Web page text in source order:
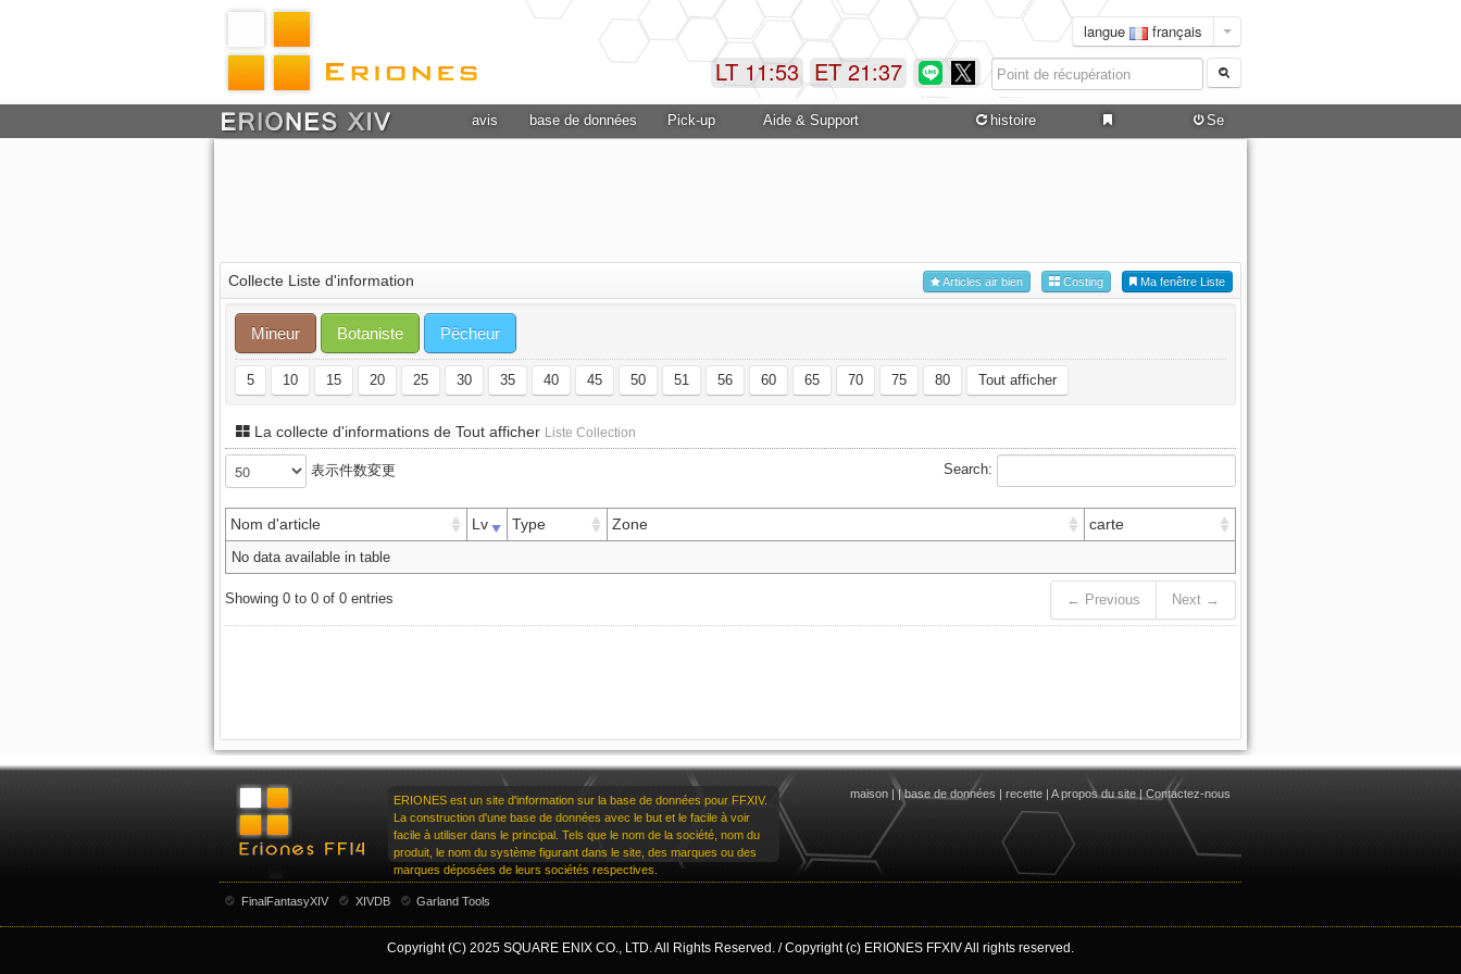
langue français
ET 21:37
LT 11:53
avis base de données Pick-up Aide & Support histoire Se
Collecte Liste d'information Ma fenêtre Liste
Costing
Articles air bien
Mineur Botaniste Pêcheur
5 10 15 20 25 30 35 40 45 50 51 56 60 65 70 75 80 Tout afficher
La collecte d'informations de Tout afficher Liste Collection
表示件数変更 Search:
Nom d'article Lv Type Zone carte
No data available in table
Showing 0 to 0 of 0 entries ← Previous Next →
ERIONES est un site d'information sur la base de données pour FFXIV.
La construction d'une base de données avec le but et le facile à voir
facile à utiliser dans le principal. Tels que le nom de la société, nom du
produit, le nom du système figurant dans le site, des marques ou des
marques déposées de leurs sociétés respectives.
maison ||base de données | recette | A propos du site | Contactez-nous
FinalFantasyXIV XIVDB Garland Tools
Copyright (C) 2025 SQUARE ENIX CO., LTD. All Rights Reserved. / Copyright (c) ERIONES FFXIV All rights reserved.